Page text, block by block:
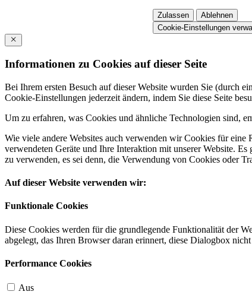
Zulassen
Ablehnen
Cookie-Einstellungen
Informationen zu Cookies auf dieser Seite
Bei Ihrem ersten Besuch auf dieser Website wurden Sie (durch
Cookie-Einstellungen jederzeit ändern, indem Sie diese Seite
Um zu erfahren, was Cookies und ähnliche Technologien sind,
Wie viele andere Websites auch verwenden wir Cookies für
verwendeten Geräte und Ihre Interaktion mit unserer Website.
zu verwenden, es sei denn, die Verwendung von Cookies oder
Auf dieser Website verwenden wir:
Funktionale Cookies
Diese Cookies werden für die grundlegende Funktionalität der
abgelegt, das Ihren Browser daran erinnert, diese Dialogbox
Performance Cookies
Aus